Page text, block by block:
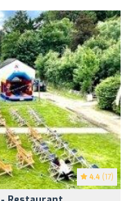
4.4 (17)